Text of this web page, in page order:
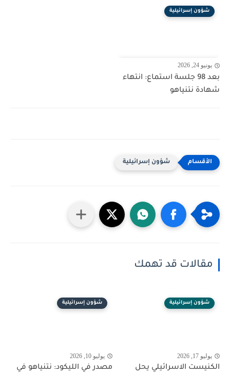
شؤون إسرائيلية
يونيو 24, 2026
بعد 98 جلسة استماع: انتهاء
شهادة نتنياهو
شؤون إسرائيلية
مقالات قد تهمك
شؤون إسرائيلية
يوليو 17, 2026
الكنيست الاسرائيلي يحل
شؤون إسرائيلية
يوليو 10, 2026
مصدر في الليكود: نتنياهو في